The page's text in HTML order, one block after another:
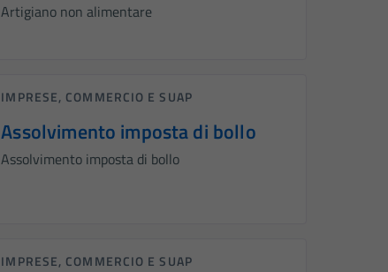
Artigiano non alimentare
IMPRESE, COMMERCIO E SUAP
Assolvimento imposta di bollo
Assolvimento imposta di bollo
IMPRESE, COMMERCIO E SUAP